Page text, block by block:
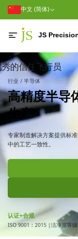
中文 (简体)
JS
的信任飞行员
行业 / 半导体
高精度半导
生产
专家制造解决方案提供标
中的工艺一致性。
认证+合规
ISO 9001：2015 |洁净室等